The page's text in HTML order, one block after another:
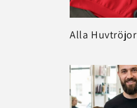
Alla Huvtröjor